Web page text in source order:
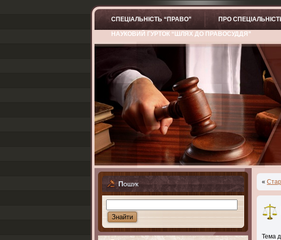
СПЕЦІАЛЬНІСТЬ “ПРАВО” ПРО
НАУКОВИЙ ГУРТОК “ШЛЯХ ДО ПРАВОСУДДЯ”
Пошук «
Тема